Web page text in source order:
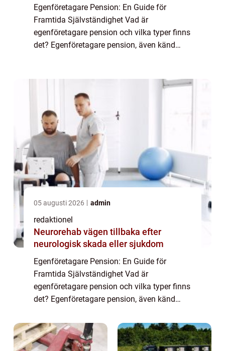
Egenföretagare Pension: En Guide för
Framtida Självständighet Vad är
egenföretagare pension och vilka typer finns
det? Egenföretagare pension, även känd
05 augusti 2026 admin
redaktionel
Neurorehab vägen tillbaka efter
neurologisk skada eller sjukdom
Egenföretagare Pension: En Guide för
Framtida Självständighet Vad är
egenföretagare pension och vilka typer finns
det? Egenföretagare pension, även känd
pensionssparande för personer som driver
eget företag e...